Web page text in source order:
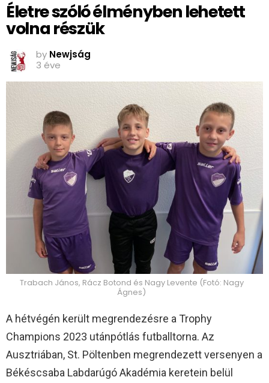
Életre szóló élményben lehetett
volna részük
by Newjság
3 éve
Trabach János, Rácz Botond és Nagy Levente (Fotó: Nagy
Ágnes)
A hétvégén került megrendezésre a Trophy
Champions 2023 utánpótlás futballtorna. Az
Ausztriában, St. Pöltenben megrendezett versenyen a
Békéscsaba Labdarúgó Akadémia keretein belül